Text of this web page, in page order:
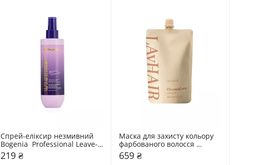
Спрей-еліксир незмивний
Bogenia  Professional Leave-
in Detangling Treatment Elixir
219 ₴
Маска для захисту кольору
фарбованого волосся
LAvHAIR ChromaCare
659 ₴